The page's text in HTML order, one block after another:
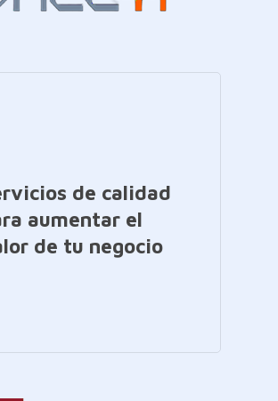
de calidad
aumentar el
de tu negocio